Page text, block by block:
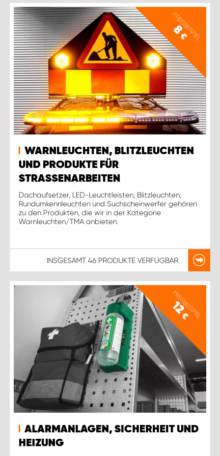
PREISBEISPIEL
8
€
WARNLEUCHTEN, BLITZLEUCHTEN
UND PRODUKTE FÜR
STRASSENARBEITEN
Dachaufsetzer, LED-Leuchtleisten, Blitzleuchten,
Rundumkennleuchten und Suchscheinwerfer gehören
zu den Produkten, die wir in der Kategorie
Warnleuchten/TMA anbieten.
INSGESAMT 46 PRODUKTE VERFÜGBAR
PREISBEISPIEL
12
€
ALARMANLAGEN, SICHERHEIT UND
HEIZUNG